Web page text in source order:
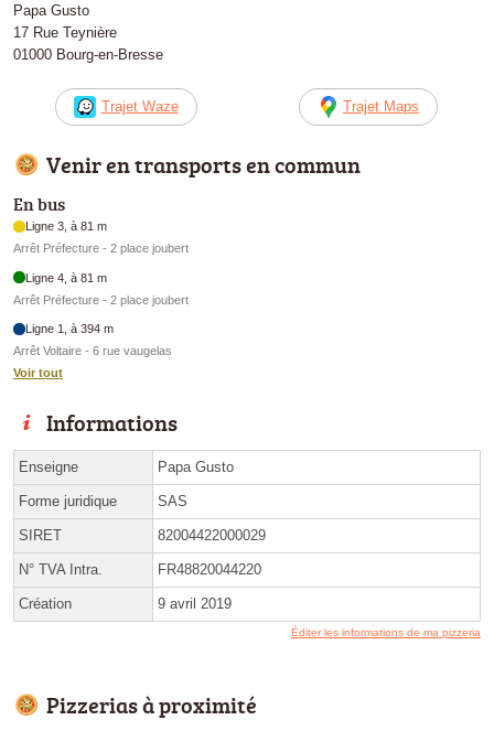
Papa Gusto
17 Rue Teynière
01000 Bourg-en-Bresse
Trajet Waze Trajet Maps
Venir en transports en commun
En bus
Ligne 3, à 81 m
Arrêt Préfecture - 2 place joubert
Ligne 4, à 81 m
Arrêt Préfecture - 2 place joubert
Ligne 1, à 394 m
Arrêt Voltaire - 6 rue vaugelas
Voir tout
Informations
Enseigne Papa Gusto
Forme juridique SAS
SIRET 82004422000029
N° TVA Intra. FR48820044220
Création 9 avril 2019
Éditer les informations de ma pizzeria
Pizzerias à proximité